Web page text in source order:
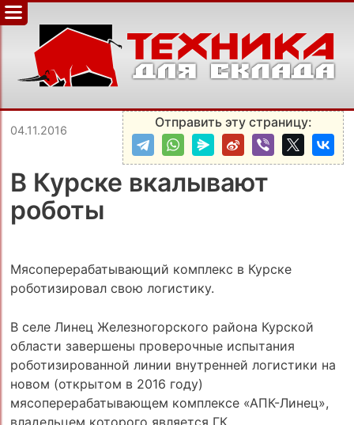
Отправить эту страницу:
04.11.2016
В Курске вкалывают
роботы
Мясоперерабатывающий комплекс в Курске
роботизировал свою логистику.
В селе Линец Железногорского района Курской
области завершены проверочные испытания
роботизированной линии внутренней логистики на
новом (открытом в 2016 году)
мясоперерабатывающем комплексе «АПК-Линец»,